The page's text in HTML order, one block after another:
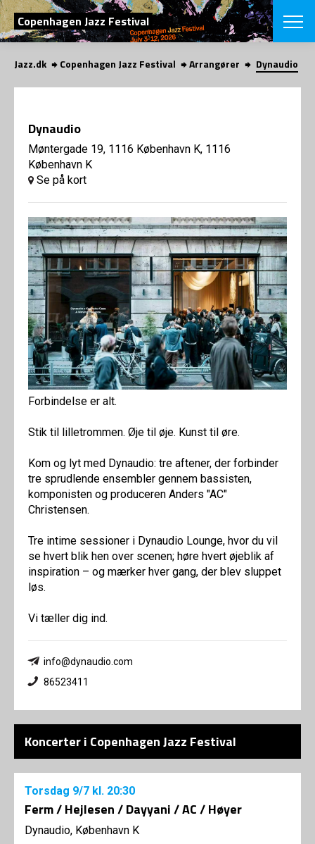
SØG
Copenhagen Jazz Festival
English
VINTERJAZZ
Om
Om
Kontakt
Om fonden
Om
SHOP
Jazz.dk Copenhagen Jazz Festival Arrangører Dynaudio
Dynaudio
Møntergade 19, 1116 København K, 1116
København K
Se på kort
Forbindelse er alt.
Stik til lilletrommen. Øje til øje. Kunst til øre.
Kom og lyt med Dynaudio: tre aftener, der forbinder
tre sprudlende ensembler gennem bassisten,
komponisten og produceren Anders "AC"
Christensen.
Tre intime sessioner i Dynaudio Lounge, hvor du vil
se hvert blik hen over scenen; høre hvert øjeblik af
inspiration – og mærker hver gang, der blev sluppet
løs.
Vi tæller dig ind.
info@dynaudio.com
86523411
Koncerter i Copenhagen Jazz Festival
Torsdag 9/7 kl. 20:30
Ferm / Hejlesen / Dayyani / AC / Høyer
Dynaudio, København K